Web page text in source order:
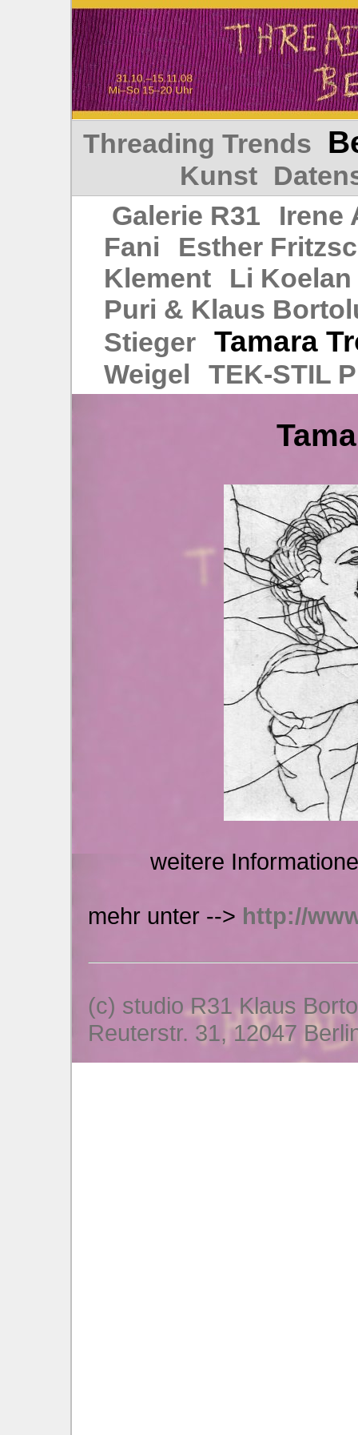
Threading Trends
Kunst
Galerie R31
Irene
Fani
Esther
Klement
Li Koelan
Puri & Klaus
Stieger
Tamara
Weigel TEK‑STIL
weitere
mehr unter --> http://
(c) studio R31 Klaus
Reuterstr. 31, 12047